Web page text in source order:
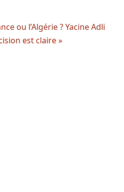
ou l’Algérie ? Yacine Adli
est claire »